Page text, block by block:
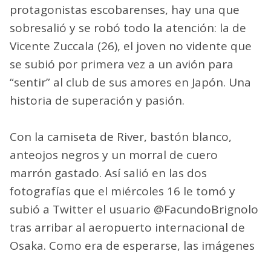
protagonistas escobarenses, hay una que
sobresalió y se robó todo la atención: la de
Vicente Zuccala (26), el joven no vidente que
se subió por primera vez a un avión para
“sentir” al club de sus amores en Japón. Una
historia de superación y pasión.
Con la camiseta de River, bastón blanco,
anteojos negros y un morral de cuero
marrón gastado. Así salió en las dos
fotografías que el miércoles 16 le tomó y
subió a Twitter el usuario @FacundoBrignolo
tras arribar al aeropuerto internacional de
Osaka. Como era de esperarse, las imágenes